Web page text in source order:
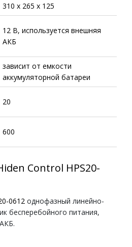
310 x 265 x 125
12 В, используется внешняя
АКБ
зависит от емкости
аккумуляторной батареи
20
600
Control HPS20-
0612 однофазный линейно-
бесперебойного питания,